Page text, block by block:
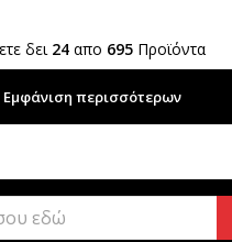
δει 24απο 695Προϊόντα
Εμφάνιση περισσότερων